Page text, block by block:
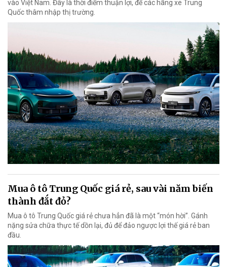
vào Việt Nam. Đây là thời điểm thuận lợi, để các hãng xe Trung
Quốc thâm nhập thị trường.
Mua ô tô Trung Quốc giá rẻ, sau vài năm biến
thành đắt đỏ?
Mua ô tô Trung Quốc giá rẻ chưa hẳn đã là một “món hời”. Gánh
nặng sửa chữa thực tế dồn lại, đủ để đảo ngược lợi thế giá rẻ ban
đầu.